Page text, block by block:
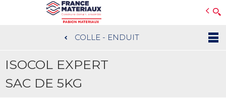
au
contenu
COLLE - ENDUIT
ISOCOL EXPERT
SAC DE 5KG